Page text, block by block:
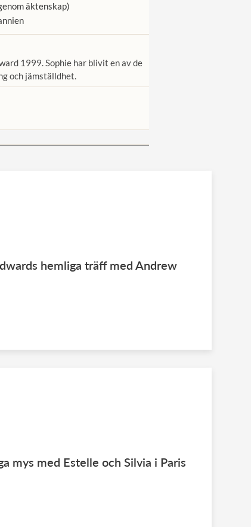
äktenskap)
1999. Sophie har blivit en av de
och jämställdhet.
hemliga träff med Andrew
mys med Estelle och Silvia i Paris